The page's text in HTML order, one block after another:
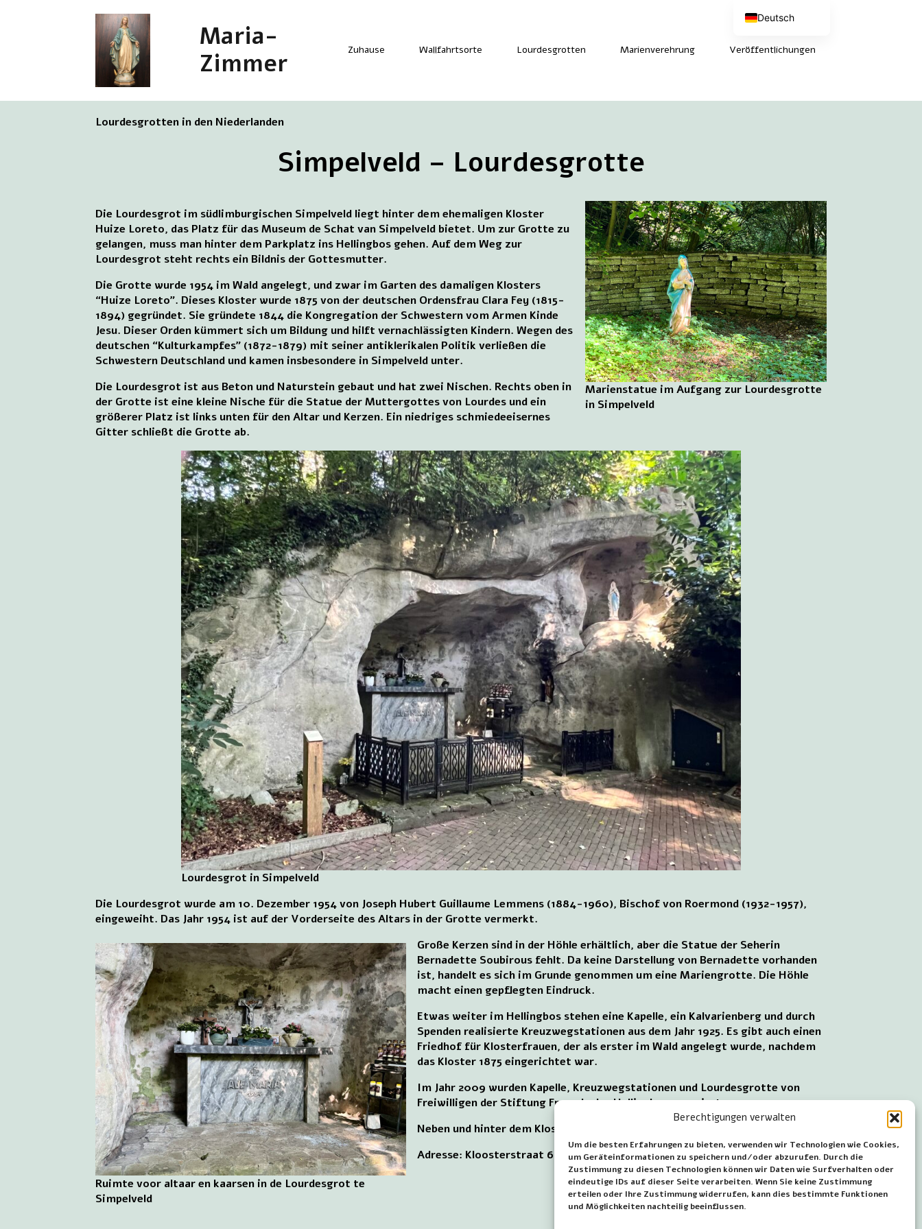
Berechtigungen verwalten
Um die besten Erfahrungen zu bieten, verwenden wir Technologien wie Cookies,
um Geräteinformationen zu speichern und/oder abzurufen. Durch die
Zustimmung zu diesen Technologien können wir Daten wie Surfverhalten oder
eindeutige IDs auf dieser Seite verarbeiten. Wenn Sie keine Zustimmung
erteilen oder Ihre Zustimmung widerrufen, kann dies bestimmte Funktionen
und Möglichkeiten nachteilig beeinflussen.
Maria-
Zimmer
Zuhause Wallfahrtsorte Lourdesgrotten Marienverehrung Veröffentlichungen
Lourdesgrotten in den Niederlanden
Simpelveld – Lourdesgrotte
Marienstatue im Aufgang zur Lourdesgrotte
in Simpelveld
Die Lourdesgrot im südlimburgischen Simpelveld liegt hinter dem ehemaligen Kloster
Huize Loreto, das Platz für das Museum de Schat van Simpelveld bietet. Um zur Grotte zu
gelangen, muss man hinter dem Parkplatz ins Hellingbos gehen. Auf dem Weg zur
Lourdesgrot steht rechts ein Bildnis der Gottesmutter.
Die Grotte wurde 1954 im Wald angelegt, und zwar im Garten des damaligen Klosters
“Huize Loreto”. Dieses Kloster wurde 1875 von der deutschen Ordensfrau Clara Fey (1815-
1894) gegründet. Sie gründete 1844 die Kongregation der Schwestern vom Armen Kinde
Jesu. Dieser Orden kümmert sich um Bildung und hilft vernachlässigten Kindern. Wegen des
deutschen “Kulturkampfes” (1872-1879) mit seiner antiklerikalen Politik verließen die
Schwestern Deutschland und kamen insbesondere in Simpelveld unter.
Die Lourdesgrot ist aus Beton und Naturstein gebaut und hat zwei Nischen. Rechts oben in
der Grotte ist eine kleine Nische für die Statue der Muttergottes von Lourdes und ein
größerer Platz ist links unten für den Altar und Kerzen. Ein niedriges schmiedeeisernes
Gitter schließt die Grotte ab.
Lourdesgrot in Simpelveld
Die Lourdesgrot wurde am 10. Dezember 1954 von Joseph Hubert Guillaume Lemmens (1884-1960), Bischof von Roermond (1932-1957),
eingeweiht. Das Jahr 1954 ist auf der Vorderseite des Altars in der Grotte vermerkt.
Ruimte voor altaar en kaarsen in de Lourdesgrot te
Simpelveld
Große Kerzen sind in der Höhle erhältlich, aber die Statue der Seherin
Bernadette Soubirous fehlt. Da keine Darstellung von Bernadette vorhanden
ist, handelt es sich im Grunde genommen um eine Mariengrotte. Die Höhle
macht einen gepflegten Eindruck.
Etwas weiter im Hellingbos stehen eine Kapelle, ein Kalvarienberg und durch
Spenden realisierte Kreuzwegstationen aus dem Jahr 1925. Es gibt auch einen
Friedhof für Klosterfrauen, der als erster im Wald angelegt wurde, nachdem
das Kloster 1875 eingerichtet war.
Im Jahr 2009 wurden Kapelle, Kreuzwegstationen und Lourdesgrotte von
Freiwilligen der Stiftung Freunde des Hellingbos renoviert.
Neben und hinter dem Kloster gibt es Parkmöglichkeiten.
Adresse: Kloosterstraat 68, Simpelveld.
~~~
Deutsch
English (UK)